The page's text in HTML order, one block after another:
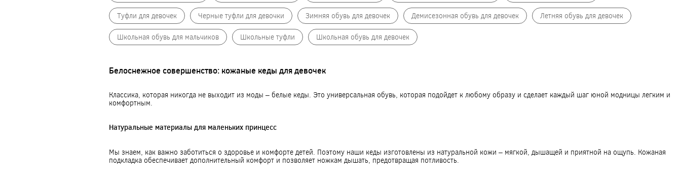
Туфли для девочек Черные туфли для девочки Зимняя обувь для девочек Демисезонная обувь для девочек Летняя обувь для девочек
Школьная обувь для мальчиков Школьные туфли Школьная обувь для девочек
Белоснежное совершенство: кожаные кеды для девочек
Классика, которая никогда не выходит из моды – белые кеды. Это универсальная обувь, которая подойдет к любому образу и сделает каждый шаг юной модницы легким и
комфортным.
Натуральные материалы для маленьких принцесс
Мы знаем, как важно заботиться о здоровье и комфорте детей. Поэтому наши кеды изготовлены из натуральной кожи – мягкой, дышащей и приятной на ощупь. Кожаная
подкладка обеспечивает дополнительный комфорт и позволяет ножкам дышать, предотвращая потливость.